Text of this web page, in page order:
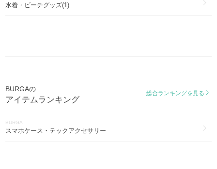
水着・ビーチグッズ(1)
BURGAの
アイテムランキング
総合ランキングを見る
BURGA
スマホケース・テックアクセサリー